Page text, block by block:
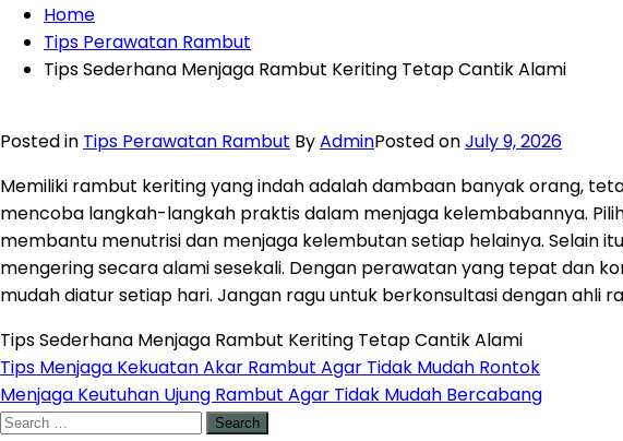
Home
Tips Perawatan Rambut
Tips Sederhana Menjaga Rambut Keriting Tetap Cantik Alami
Posted in Tips Perawatan Rambut ByAdminPosted onJuly 9, 2026
Memiliki rambut keriting yang indah adalah dambaan banyak orang,
mencoba langkah-langkah praktis dalam menjaga kelembabannya.
membantu menutrisi dan menjaga kelembutan setiap helainya. Selain
mengering secara alami sesekali. Dengan perawatan yang tepat dan
mudah diatur setiap hari. Jangan ragu untuk berkonsultasi dengan ahli
Tips Sederhana Menjaga Rambut Keriting Tetap Cantik Alami
Tips Menjaga Kekuatan Akar Rambut Agar Tidak Mudah Rontok
Menjaga Keutuhan Ujung Rambut Agar Tidak Mudah Bercabang